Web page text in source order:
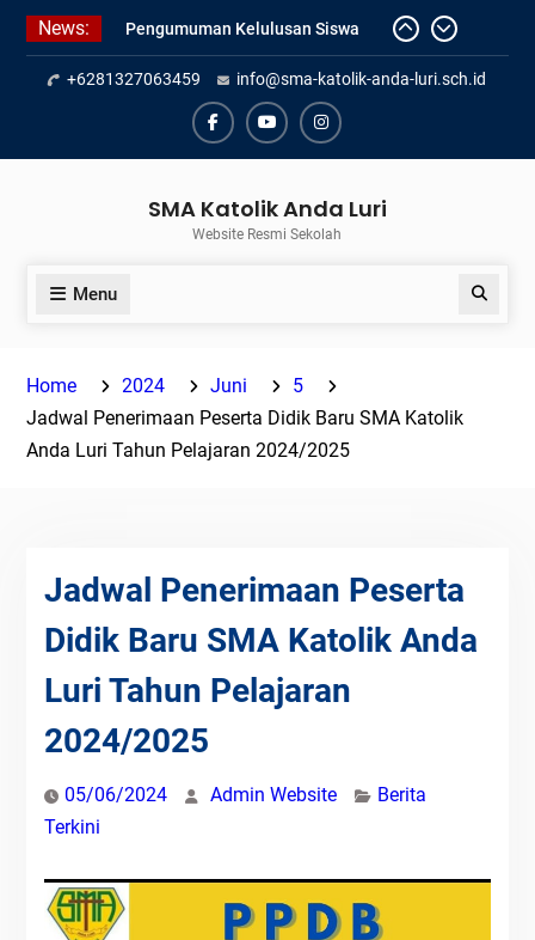
Skip
content
News:
Pengumuman Kelulusan Siswa
Kelas XII SMAK Anda Luri
Pelantikan Pengurus Osis SMAK
Anda Luri
Penilaian Sumatif Akhir Tahun
+6281327063459 info@sma-katolik-anda-luri.sch.id
FacebookYoutubeInstagram
SMA Katolik Anda Luri
Website Resmi Sekolah
Menu Search
Home 2024 Juni
5
Jadwal Penerimaan Peserta Didik Baru SMA Katolik
Anda Luri Tahun Pelajaran 2024/2025
Jadwal Penerimaan Peserta
Didik Baru SMA Katolik Anda
Luri Tahun Pelajaran
2024/2025
05/06/2024 Admin Website
Berita
Terkini